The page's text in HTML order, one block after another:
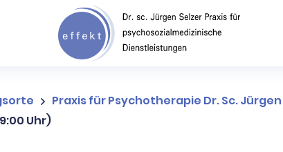
Praxis für Psychotherapie Dr. Sc.
Uhr)